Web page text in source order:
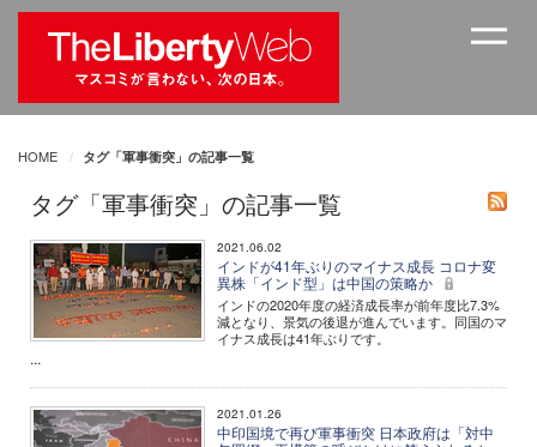
HOME タグ「軍事衝突」の記事一覧
タグ「軍事衝突」の記事一覧
2021.06.02
インドが41年ぶりのマイナス成長 コロナ変
異株「インド型」は中国の策略か
インドの2020年度の経済成長率が前年度比7.3%
減となり、景気の後退が進んでいます。同国のマ
イナス成長は41年ぶりです。
...
2021.01.26
中印国境で再び軍事衝突 日本政府は「対中